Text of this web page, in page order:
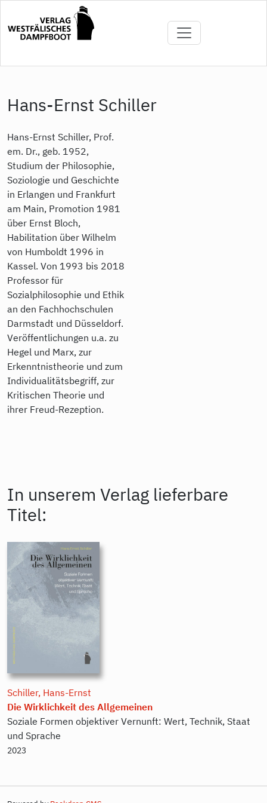
Inhalt
Hans-Ernst Schiller
Hans-Ernst Schiller, Prof.
em. Dr., geb. 1952,
Studium der Philosophie,
Soziologie und Geschichte
in Erlangen und Frankfurt
am Main, Promotion 1981
über Ernst Bloch,
Habilitation über Wilhelm
von Humboldt 1996 in
Kassel. Von 1993 bis 2018
Professor für
Sozialphilosophie und Ethik
an den Fachhochschulen
Darmstadt und Düsseldorf.
Veröffentlichungen u.a. zu
Hegel und Marx, zur
Erkenntnistheorie und zum
Individualitätsbegriff, zur
Kritischen Theorie und
ihrer Freud-Rezeption.
In unserem Verlag lieferbare
Titel:
Schiller, Hans-Ernst
Die Wirklichkeit des Allgemeinen
Soziale Formen objektiver Vernunft: Wert, Technik, Staat
und Sprache
2023